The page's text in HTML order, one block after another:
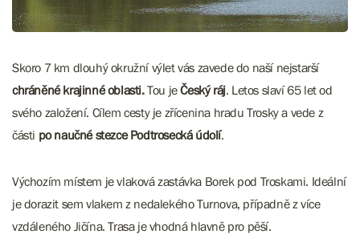
Skoro 7 km dlouhý okružní výlet vás zavede do naší nejstarší
chráněné krajinné oblasti.Tou jeČeský ráj. Letos slaví 65 let od
svého založení. Cílem cesty je zřícenina hradu Trosky a vede z
části po naučné stezce Podtrosecká údolí.
Výchozím místem je vlaková zastávka Borek pod Troskami. Ideální
je dorazit sem vlakem z nedalekého Turnova, případně z více
vzdáleného Jičína. Trasa je vhodná hlavně pro pěší.